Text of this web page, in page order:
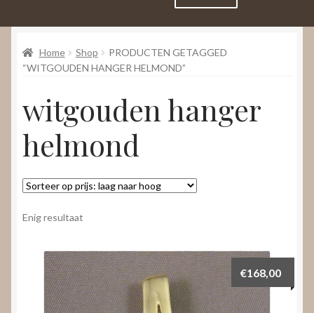
Home
WebShop
Contact
Nieuws
Video’s
Home Shop
PRODUCTEN GETAGGED
“WITGOUDEN HANGER HELMOND”
witgouden hanger
helmond
Enig resultaat
€168,00